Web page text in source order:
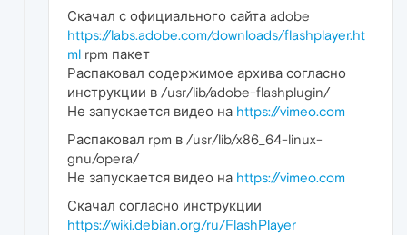
Скачал с официального сайта adobe
https://labs.adobe.com/downloads/flashplayer.ht
ml rpm пакет
Распаковал содержимое архива согласно
инструкции в /usr/lib/adobe-flashplugin/
Не запускается видео на https://vimeo.com
Распаковал rpm в /usr/lib/x86_64-linux-
gnu/opera/
Не запускается видео на https://vimeo.com
Скачал согласно инструкции
https://wiki.debian.org/ru/FlashPlayer